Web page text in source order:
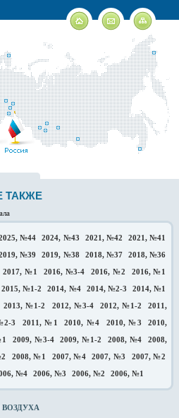
ТАКЖЕ
№44 2024, №43 2021, №42
2021, №41
№39 2019, №38 2018, №37
2018, №36
2017, №1 2016, №3-4 2016, №2
2016, №1
2015, №1-2 2014, №4 2014, №2-3
2014, №1
2013, №1-2 2012, №3-4 2012, №1-2
2011,
3 2011, №1 2010, №4 2010, №3
2010,
2009, №3-4 2009, №1-2 2008, №4
2008,
2008, №1 2007, №4 2007, №3
2007, №2
№4 2006, №3 2006, №2 2006, №1